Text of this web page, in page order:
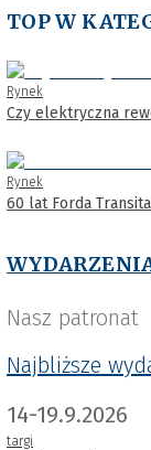
TOP W
Rynek
Czy elektryczna
Rynek
60 lat Forda
Nasz patronat
Najbliższe
14-19.9.2026
targi